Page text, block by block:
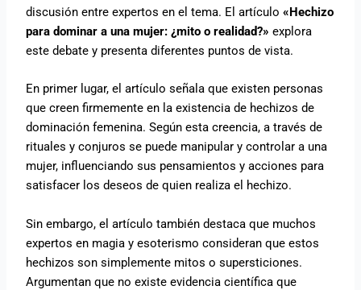
discusión entre expertos en el tema. El artículo «Hechizo
para dominar a una mujer: ¿mito o realidad?»explora
este debate y presenta diferentes puntos de vista.
En primer lugar, el artículo señala que existen personas
que creen firmemente en la existencia de hechizos de
dominación femenina. Según esta creencia, a través de
rituales y conjuros se puede manipular y controlar a una
mujer, influenciando sus pensamientos y acciones para
satisfacer los deseos de quien realiza el hechizo.
Sin embargo, el artículo también destaca que muchos
expertos en magia y esoterismo consideran que estos
hechizos son simplemente mitos o supersticiones.
Argumentan que no existe evidencia científica que